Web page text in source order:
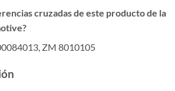
cruzadas de este producto de la
ZM 8010105